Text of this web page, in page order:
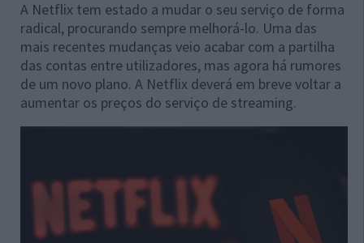
A Netflix tem estado a mudar o seu serviço de forma
radical, procurando sempre melhorá-lo. Uma das
mais recentes mudanças veio acabar com a partilha
das contas entre utilizadores, mas agora há rumores
de um novo plano. A Netflix deverá em breve voltar a
aumentar os preços do serviço de streaming.